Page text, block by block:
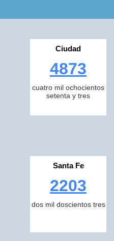
Ciudad
4873
cuatro mil ochocientos
setenta y tres
Santa Fe
2203
dos mil doscientos tres